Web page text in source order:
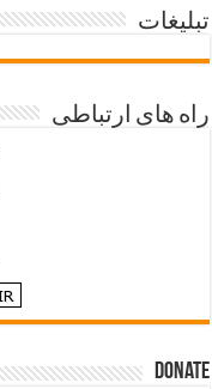
تبلیغات
راه های ارتباطی
Donate